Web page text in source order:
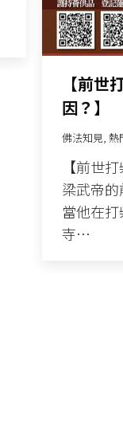
【前世
因？】
佛法知見, 熱
【前世
梁武帝
當他在
寺…